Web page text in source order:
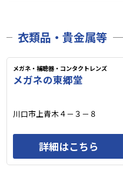
衣類品・貴金属等
メガネ・補聴器・コンタクトレンズ
メガネの東郷堂
川口市上青木４－３－８
詳細はこちら